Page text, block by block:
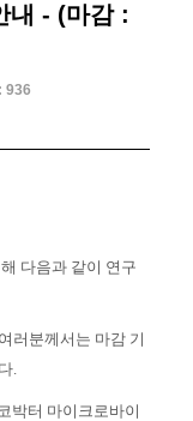
내 - (마감 :
936
다음과 같이 연구
러분께서는 마감 기
.
박터 마이크로바이